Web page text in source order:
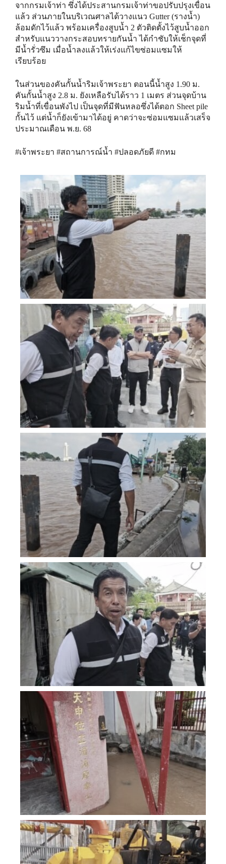
จากกรมเจ้าท่า ซึ่งได้ประสานกรมเจ้าท่าขอปรับปรุงเขื่อน
แล้ว ส่วนภายในบริเวณศาลได้วางแนว Gutter (รางน้ำ)
ล้อมดักไว้แล้ว พร้อมเครื่องสูบน้ำ 2 ตัวติดตั้งไว้สูบน้ำออก
สำหรับแนววางกระสอบทรายกันน้ำ ได้กำชับให้เช็กจุดที่
มีน้ำรั่วซึม เมื่อน้ำลงแล้วให้เร่งแก้ไขซ่อมแซมให้
เรียบร้อย
ในส่วนของคันกั้นน้ำริมเจ้าพระยา ตอนนี้น้ำสูง 1.90 ม.
คันกั้นน้ำสูง 2.8 ม. ยังเหลือรับได้ราว 1 เมตร ส่วนจุดบ้าน
ริมน้ำที่เขื่อนพังไป เป็นจุดที่มีฟันหลอซึ่งได้ตอก Sheet pile
กั้นไว้ แต่น้ำก็ยังเข้ามาได้อยู่ คาดว่าจะซ่อมแซมแล้วเสร็จ
ประมาณเดือน พ.ย. 68
#เจ้าพระยา #สถานการณ์น้ำ #ปลอดภัยดี #กทม